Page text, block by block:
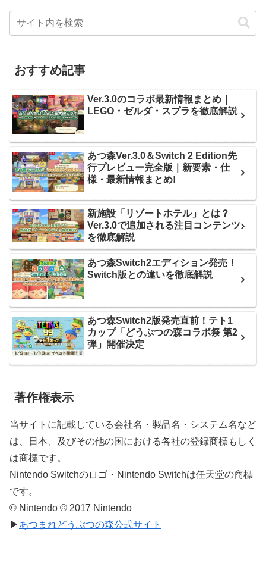
おすすめ記事
Ver.3.0のコラボ最新情報まとめ｜
LEGO・ゼルダ・スプラを徹底解説
あつ森Ver.3.0＆Switch 2 Edition先
行プレビュー完全版｜新要素・仕
様・最新情報まとめ!
新施設「リゾートホテル」とは？
Ver.3.0で追加される注目コンテンツ
を徹底解説
あつ森Switch2エディション発売！
Switch版との違いを徹底解説
あつ森Switch2版発売直前！テト1
カップ「どうぶつの森コラボ祭 第2
弾」開催決定
著作権表示
当サイトに記載している会社名・製品名・システム名など
は、日本、及びその他の国における各社の登録商標もしく
は商標です。
Nintendo Switchのロゴ・Nintendo Switchは任天堂の商標
です。
© Nintendo © 2017 Nintendo
▶ あつまれどうぶつの森公式サイト